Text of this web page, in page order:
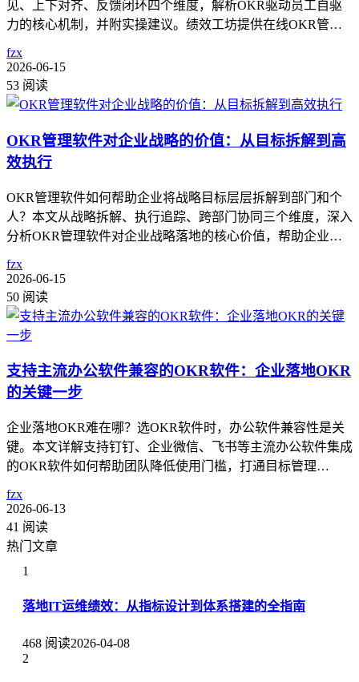
见、上下对齐、反馈闭环四个维度，解析OKR驱动员工自驱
力的核心机制，并附实操建议。绩效工坊提供在线OKR管…
fzx
2026-06-15
53 阅读
OKR管理软件对企业战略的价值：从目标拆解到高
效执行
OKR管理软件如何帮助企业将战略目标层层拆解到部门和个
人？本文从战略拆解、执行追踪、跨部门协同三个维度，深入
分析OKR管理软件对企业战略落地的核心价值，帮助企业…
fzx
2026-06-15
50 阅读
支持主流办公软件兼容的OKR软件：企业落地OKR
的关键一步
企业落地OKR难在哪？选OKR软件时，办公软件兼容性是关
键。本文详解支持钉钉、企业微信、飞书等主流办公软件集成
的OKR软件如何帮助团队降低使用门槛，打通目标管理…
fzx
2026-06-13
41 阅读
热门文章
1
落地IT运维绩效：从指标设计到体系搭建的全指南
468 阅读2026-04-08
2